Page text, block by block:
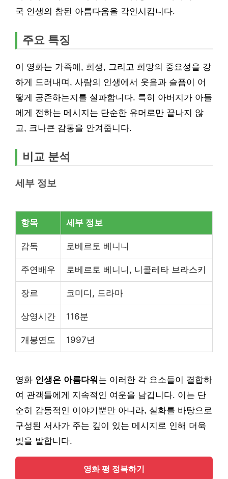
국 인생의 참된 아름다움을 각인시킵니다.
주요 특징
이 영화는 가족애, 희생, 그리고 희망의 중요성을 강
하게 드러내며, 사람의 인생에서 웃음과 슬픔이 어
떻게 공존하는지를 설파합니다. 특히 아버지가 아들
에게 전하는 메시지는 단순한 유머로만 끝나지 않
고, 크나큰 감동을 안겨줍니다.
비교 분석
세부 정보
항목 세부 정보
감독 로베르토 베니니
주연배우 로베르토 베니니, 니콜레타 브라스키
장르 코미디, 드라마
상영시간 116분
개봉연도 1997년
영화 인생은 아름다워 는 이러한 각 요소들이 결합하
여 관객들에게 지속적인 여운을 남깁니다. 이는 단
순히 감동적인 이야기뿐만 아니라, 실화를 바탕으로
구성된 서사가 주는 깊이 있는 메시지로 인해 더욱
빛을 발합니다.
영화 평 정복하기